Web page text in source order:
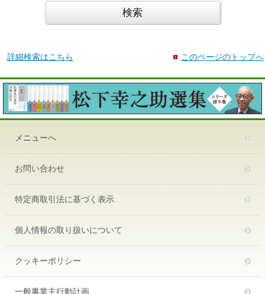
詳細検索はこちら このページのトップへ
メニューへ
お問い合わせ
特定商取引法に基づく表示
個人情報の取り扱いについて
クッキーポリシー
一般事業主行動計画